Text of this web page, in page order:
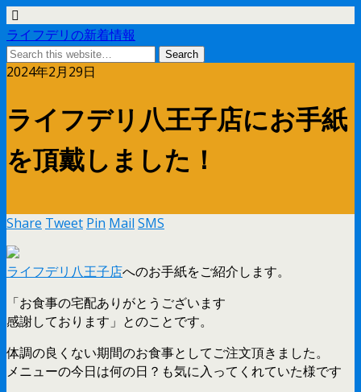
ライフデリの新着情報
2024年2月29日
ライフデリ八王子店にお手紙
を頂戴しました！
Share Tweet Pin Mail SMS
ライフデリ八王子店へのお手紙をご紹介します。
「お食事の宅配ありがとうございます
感謝しております」とのことです。
体調の良くない期間のお食事としてご注文頂きました。
メニューの今日は何の日？も気に入ってくれていた様です